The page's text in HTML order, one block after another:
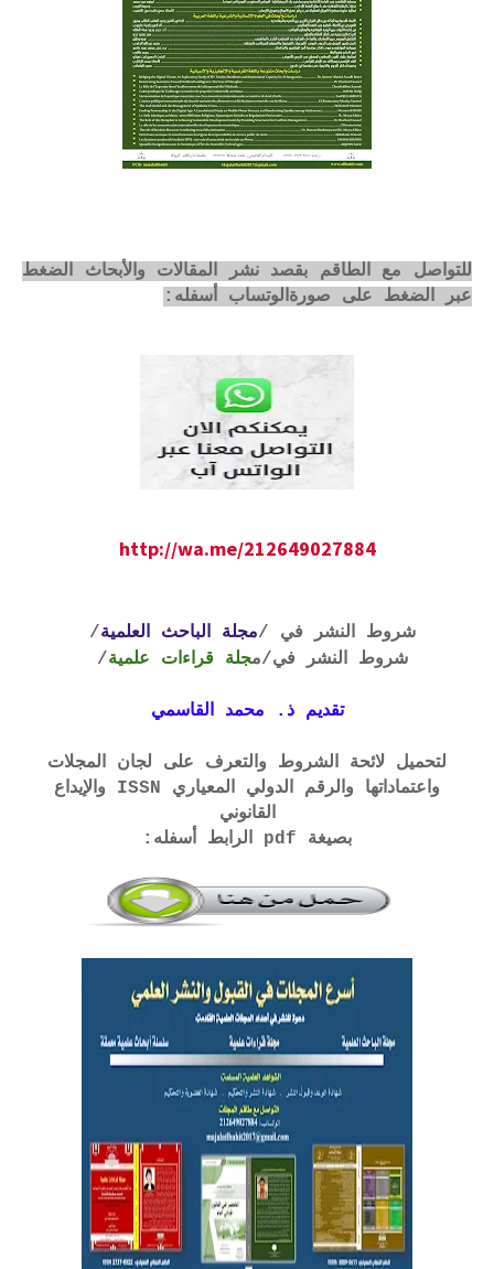
للتواصل مع الطاقم بقصد نشر المقالات والأبحاث الضغط
عبر الضغط على صورةالوتساب أسفله:
http://wa.me/212649027884
شروط النشر في /مجلة الباحث العلمية/
شروط النشر في/مجلة قراءات علمية/
تقديم ذ. محمد القاسمي
لتحميل لائحة الشروط والتعرف على لجان المجلات
واعتماداتها والرقم الدولي المعياري ISSN والإيداع
القانوني
بصيغة pdf الرابط أسفله: